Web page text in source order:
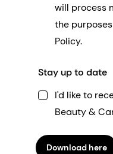
will process
the
Policy.
Stay up to date
I'd like to
Beauty &
Download here